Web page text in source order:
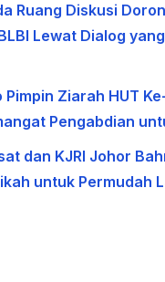
Ruang Diskusi
Lewat Dialog yang
Ziarah HUT
Pengabdian
dan KJRI Johor
untuk Permudah